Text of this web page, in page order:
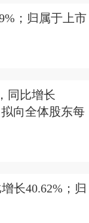
；归属于上市
同比增长
向全体股东每
长40.62%；归